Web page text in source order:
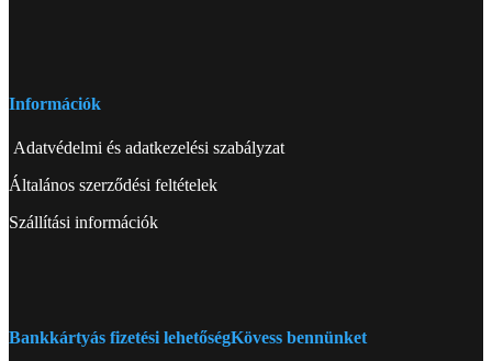
Információk
Adatvédelmi és adatkezelési szabályzat
Általános szerződési feltételek
Szállítási információk
Bankkártyás fizetési lehetőségKövess bennünket